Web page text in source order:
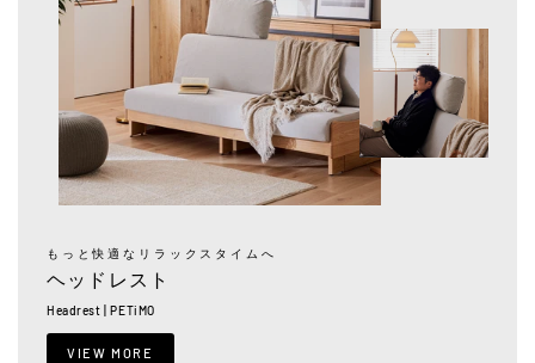
もっと快適なリラックスタイムへ
ヘッドレスト
Headrest | PETiMO
VIEW MORE